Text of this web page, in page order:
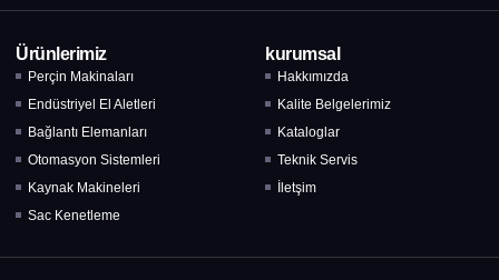
Ürünlerimiz
Perçin Makinaları
Endüstriyel El Aletleri
Bağlantı Elemanları
Otomasyon Sistemleri
Kaynak Makineleri
Sac Kenetleme
kurumsal
Hakkımızda
Kalite Belgelerimiz
Kataloglar
Teknik Servis
İletşim